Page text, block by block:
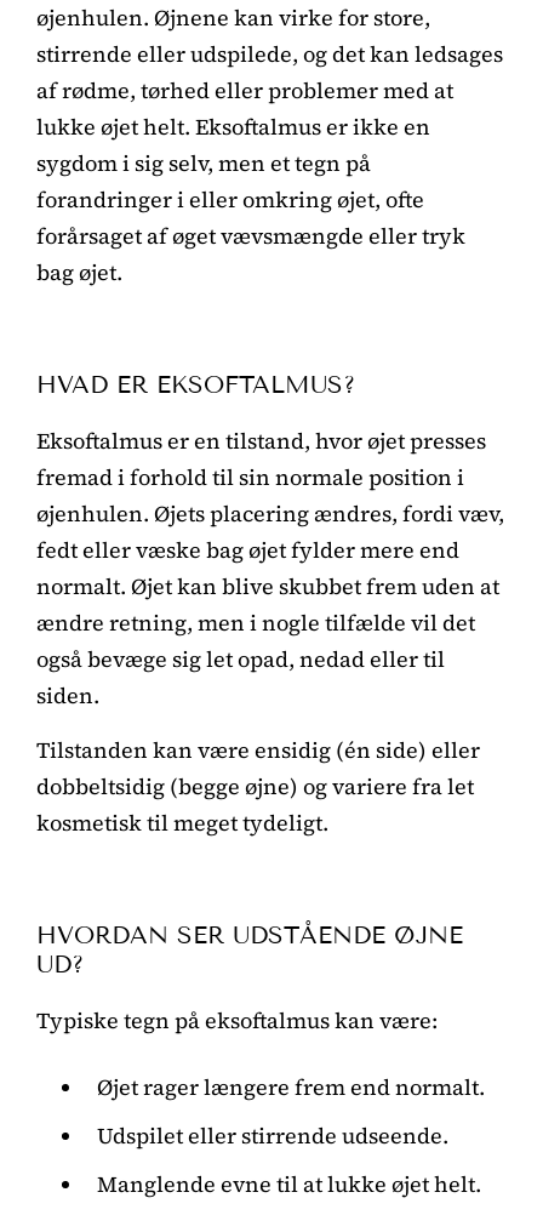
øjenhulen. Øjnene kan virke for store,
stirrende eller udspilede, og det kan ledsages
af rødme, tørhed eller problemer med at
lukke øjet helt. Eksoftalmus er ikke en
sygdom i sig selv, men et tegn på
forandringer i eller omkring øjet, ofte
forårsaget af øget vævsmængde eller tryk
bag øjet.
HVAD ER EKSOFTALMUS?
Eksoftalmus er en tilstand, hvor øjet presses
fremad i forhold til sin normale position i
øjenhulen. Øjets placering ændres, fordi væv,
fedt eller væske bag øjet fylder mere end
normalt. Øjet kan blive skubbet frem uden at
ændre retning, men i nogle tilfælde vil det
også bevæge sig let opad, nedad eller til
siden.
Tilstanden kan være ensidig (én side) eller
dobbeltsidig (begge øjne) og variere fra let
kosmetisk til meget tydeligt.
HVORDAN SER UDSTÅENDE ØJNE
UD?
Typiske tegn på eksoftalmus kan være:
Øjet rager længere frem end normalt.
Udspilet eller stirrende udseende.
Manglende evne til at lukke øjet helt.